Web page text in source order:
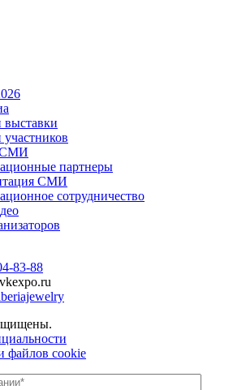
выставки
СМИ
партнеры
СМИ
сотрудничество
83-88
файлов cookie